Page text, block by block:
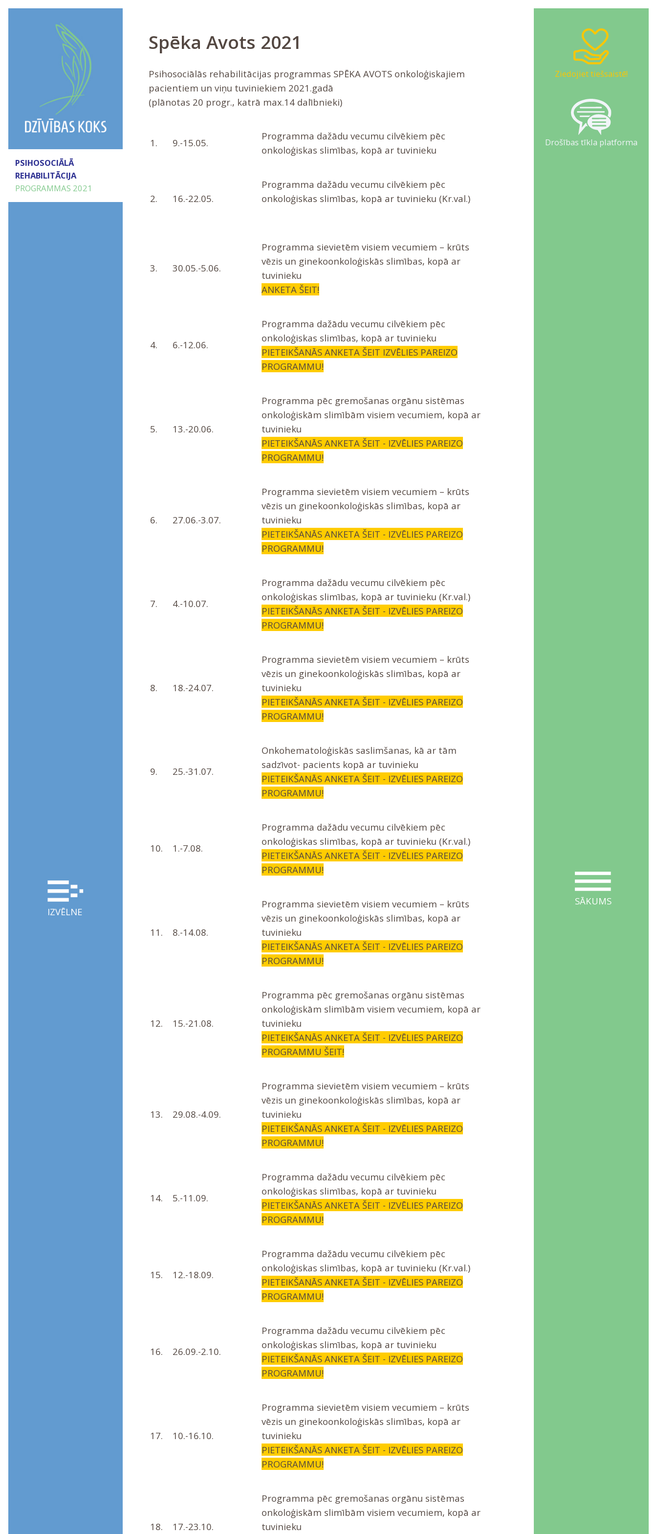
Ziedojiet tiešsaistē!
Drošības tīkla platforma
SĀKUMS
PSIHOSOCIĀLĀ
REHABILITĀCIJA
PROGRAMMAS 2021
IZVĒLNE
Spēka Avots 2021
Psihosociālās rehabilitācijas programmas SPĒKA AVOTS onkoloģiskajiem
pacientiem un viņu tuviniekiem 2021.gadā
(plānotas 20 progr., katrā max.14 dalībnieki)
1. 9.-15.05.
Programma dažādu vecumu cilvēkiem pēc
onkoloģiskas slimības, kopā ar tuvinieku
2. 16.-22.05.
Programma dažādu vecumu cilvēkiem pēc
onkoloģiskas slimības, kopā ar tuvinieku (Kr.val.)
3. 30.05.-5.06.
Programma sievietēm visiem vecumiem – krūts
vēzis un ginekoonkoloģiskās slimības, kopā ar
tuvinieku
ANKETA ŠEIT!
4. 6.-12.06.
Programma dažādu vecumu cilvēkiem pēc
onkoloģiskas slimības, kopā ar tuvinieku
PIETEIKŠANĀS ANKETA ŠEIT IZVĒLIES PAREIZO
PROGRAMMU!
5. 13.-20.06.
Programma pēc gremošanas orgānu sistēmas
onkoloģiskām slimībām visiem vecumiem, kopā ar
tuvinieku
PIETEIKŠANĀS ANKETA ŠEIT - IZVĒLIES PAREIZO
PROGRAMMU!
6. 27.06.-3.07.
Programma sievietēm visiem vecumiem – krūts
vēzis un ginekoonkoloģiskās slimības, kopā ar
tuvinieku
PIETEIKŠANĀS ANKETA ŠEIT - IZVĒLIES PAREIZO
PROGRAMMU!
7. 4.-10.07.
Programma dažādu vecumu cilvēkiem pēc
onkoloģiskas slimības, kopā ar tuvinieku (Kr.val.)
PIETEIKŠANĀS ANKETA ŠEIT - IZVĒLIES PAREIZO
PROGRAMMU!
8. 18.-24.07.
Programma sievietēm visiem vecumiem – krūts
vēzis un ginekoonkoloģiskās slimības, kopā ar
tuvinieku
PIETEIKŠANĀS ANKETA ŠEIT - IZVĒLIES PAREIZO
PROGRAMMU!
9. 25.-31.07.
Onkohematoloģiskās saslimšanas, kā ar tām
sadzīvot- pacients kopā ar tuvinieku
PIETEIKŠANĀS ANKETA ŠEIT - IZVĒLIES PAREIZO
PROGRAMMU!
10. 1.-7.08.
Programma dažādu vecumu cilvēkiem pēc
onkoloģiskas slimības, kopā ar tuvinieku (Kr.val.)
PIETEIKŠANĀS ANKETA ŠEIT - IZVĒLIES PAREIZO
PROGRAMMU!
11. 8.-14.08.
Programma sievietēm visiem vecumiem – krūts
vēzis un ginekoonkoloģiskās slimības, kopā ar
tuvinieku
PIETEIKŠANĀS ANKETA ŠEIT - IZVĒLIES PAREIZO
PROGRAMMU!
12. 15.-21.08.
Programma pēc gremošanas orgānu sistēmas
onkoloģiskām slimībām visiem vecumiem, kopā ar
tuvinieku
PIETEIKŠANĀS ANKETA ŠEIT - IZVĒLIES PAREIZO
PROGRAMMU ŠEIT!
13. 29.08.-4.09.
Programma sievietēm visiem vecumiem – krūts
vēzis un ginekoonkoloģiskās slimības, kopā ar
tuvinieku
PIETEIKŠANĀS ANKETA ŠEIT - IZVĒLIES PAREIZO
PROGRAMMU!
14. 5.-11.09.
Programma dažādu vecumu cilvēkiem pēc
onkoloģiskas slimības, kopā ar tuvinieku
PIETEIKŠANĀS ANKETA ŠEIT - IZVĒLIES PAREIZO
PROGRAMMU!
15. 12.-18.09.
Programma dažādu vecumu cilvēkiem pēc
onkoloģiskas slimības, kopā ar tuvinieku (Kr.val.)
PIETEIKŠANĀS ANKETA ŠEIT - IZVĒLIES PAREIZO
PROGRAMMU!
16. 26.09.-2.10.
Programma dažādu vecumu cilvēkiem pēc
onkoloģiskas slimības, kopā ar tuvinieku
PIETEIKŠANĀS ANKETA ŠEIT - IZVĒLIES PAREIZO
PROGRAMMU!
17. 10.-16.10.
Programma sievietēm visiem vecumiem – krūts
vēzis un ginekoonkoloģiskās slimības, kopā ar
tuvinieku
PIETEIKŠANĀS ANKETA ŠEIT - IZVĒLIES PAREIZO
PROGRAMMU!
18. 17.-23.10.
Programma pēc gremošanas orgānu sistēmas
onkoloģiskām slimībām visiem vecumiem, kopā ar
tuvinieku